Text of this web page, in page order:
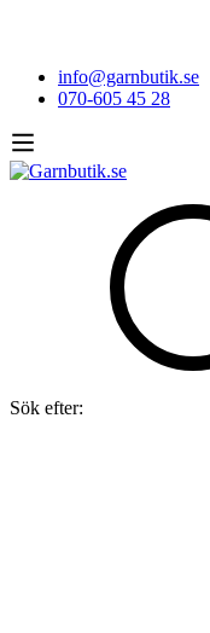
info@garnbutik.se
070-605 45 28
Sök efter: